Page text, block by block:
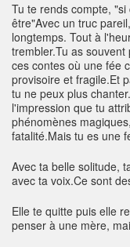
Tu te rends compte,
être"Avec un truc
longtemps. Tout à
trembler.Tu as
ces contes où une fée
provisoire et fragile.Et
tu ne peux plus
l'impression que tu
phénomènes
fatalité.Mais tu es une
Avec ta belle solitude,
avec ta voix.Ce sont
Elle te quitte puis elle
penser à une mère,